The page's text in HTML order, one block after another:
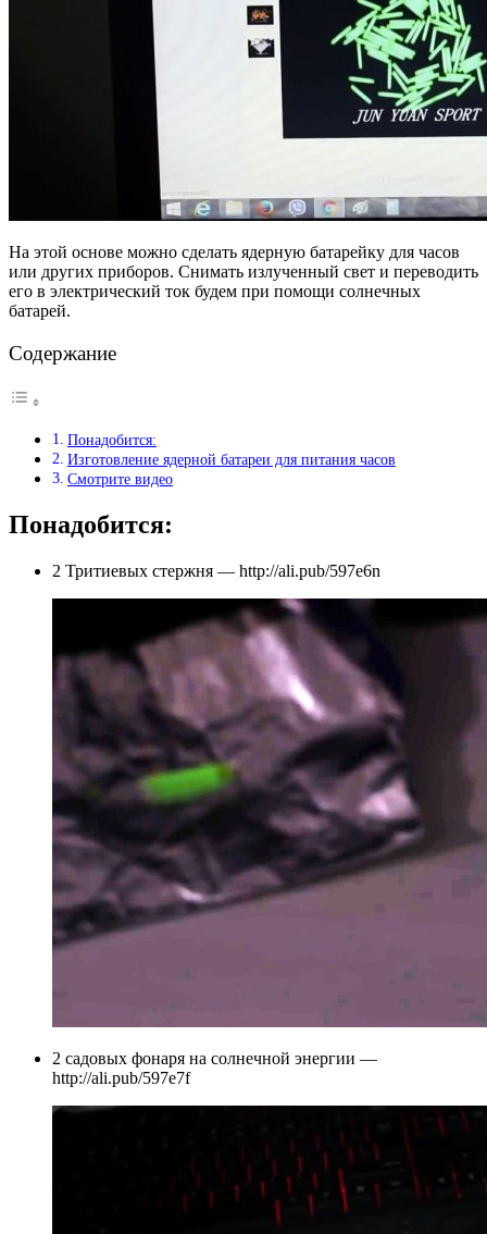
На этой основе можно сделать ядерную батарейку для часов
или других приборов. Снимать излученный свет и переводить
его в электрический ток будем при помощи солнечных
батарей.
Содержание
Понадобится:
Изготовление ядерной батареи для питания часов
Смотрите видео
Понадобится:
2 Тритиевых стержня — http://ali.pub/597e6n
2 садовых фонаря на солнечной энергии —
http://ali.pub/597e7f